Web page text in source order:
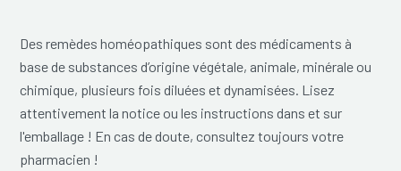
Des remèdes homéopathiques sont des médicaments à
base de substances d’origine végétale, animale, minérale ou
chimique, plusieurs fois diluées et dynamisées. Lisez
attentivement la notice ou les instructions dans et sur
l'emballage ! En cas de doute, consultez toujours votre
pharmacien !